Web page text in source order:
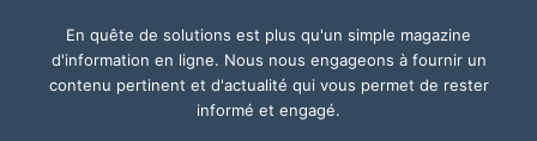
En quête de solutions est plus qu'un simple magazine
d'information en ligne. Nous nous engageons à fournir un
contenu pertinent et d'actualité qui vous permet de rester
informé et engagé.